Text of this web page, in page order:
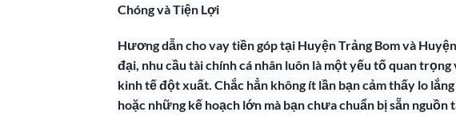
Chóng và Tiện Lợi
Hương dẫn cho vay tiền góp tại Huyện Trảng Bom và
đại, nhu cầu tài chính cá nhân luôn là một yếu tố quan
kinh tế đột xuất. Chắc hẳn không ít lần bạn cảm thấy lo
hoặc những kế hoạch lớn mà bạn chưa chuẩn bị sẵn